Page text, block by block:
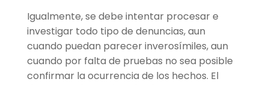
Igualmente, se debe intentar procesar e
investigar todo tipo de denuncias, aun
cuando puedan parecer inverosímiles, aun
cuando por falta de pruebas no sea posible
confirmar la ocurrencia de los hechos. El